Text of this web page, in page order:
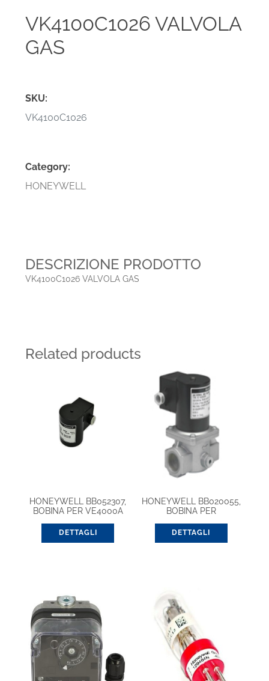
VK4100C1026 VALVOLA
GAS
SKU:
VK4100C1026
Category:
HONEYWELL
DESCRIZIONE PRODOTTO
VK4100C1026 VALVOLA GAS
Related products
HONEYWELL BB052307,
BOBINA PER VE4000A
DETTAGLI
HONEYWELL BB020055,
BOBINA PER
DETTAGLI